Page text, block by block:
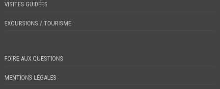
VISITES GUIDÉES
EXCURSIONS / TOURISME
FOIRE AUX QUESTIONS
MENTIONS LÉGALES